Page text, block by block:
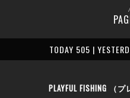
TODAY 505 |
PLAYFUL FISHING （